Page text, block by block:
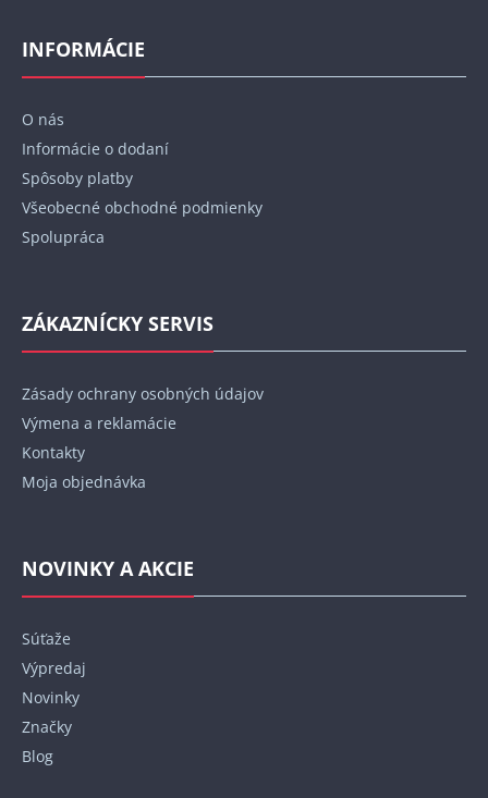
INFORMÁCIE
O nás
Informácie o dodaní
Spôsoby platby
Všeobecné obchodné podmienky
Spolupráca
ZÁKAZNÍCKY SERVIS
Zásady ochrany osobných údajov
Výmena a reklamácie
Kontakty
Moja objednávka
NOVINKY A AKCIE
Súťaže
Výpredaj
Novinky
Značky
Blog